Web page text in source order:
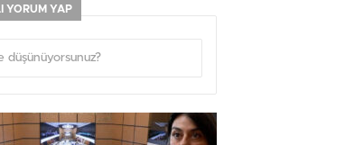
YORUM YAP